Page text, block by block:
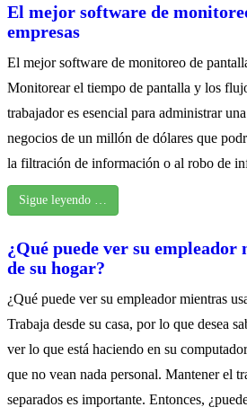
El mejor software de
empresas
El mejor software de monitoreo de
Monitorear el tiempo de pantalla y los
trabajador es esencial para administrar
negocios de un millón de dólares que
la filtración de información o al robo de
Sigue leyendo …
¿Qué puede ver su
de su hogar?
¿Qué puede ver su empleador mientras
Trabaja desde su casa, por lo que desea
ver lo que está haciendo en su
que no vean nada personal. Mantener el
separados es importante. Entonces,